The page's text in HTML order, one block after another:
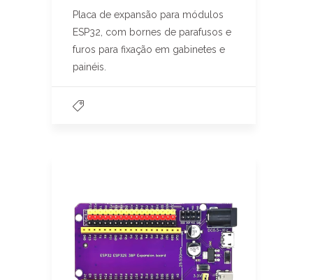
Placa de expansão para módulos
ESP32, com bornes de parafusos e
furos para fixação em gabinetes e
painéis.